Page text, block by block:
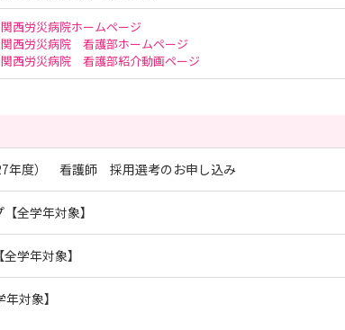
関西労災病院ホームページ
関西労災病院 看護部ホームページ
関西労災病院 看護部紹介動画ページ
年度） 看護師 採用選考のお申し込み
全学年対象】
学年対象】
対象】